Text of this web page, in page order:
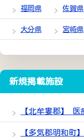
福岡県 佐賀県
大分県 宮崎県
新規掲載施設
【北牟婁郡】
【多気郡明和町